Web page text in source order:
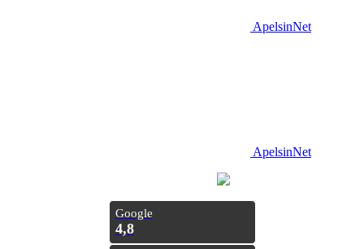
ApelsinNet
ApelsinNet
Google
4,8